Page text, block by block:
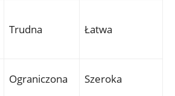
Trudna Łatwa
Ograniczona Szeroka